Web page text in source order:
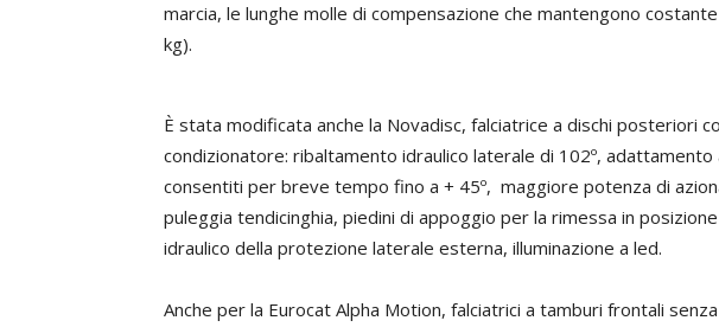
marcia, le lunghe molle di compensazione che mantengono
kg).
È stata modificata anche la Novadisc, falciatrice a dischi posteriori
condizionatore: ribaltamento idraulico laterale di 102º, adattamento
consentiti per breve tempo fino a + 45º, maggiore potenza di
puleggia tendicinghia, piedini di appoggio per la rimessa in
idraulico della protezione laterale esterna, illuminazione a led.
Anche per la Eurocat Alpha Motion, falciatrici a tamburi frontali